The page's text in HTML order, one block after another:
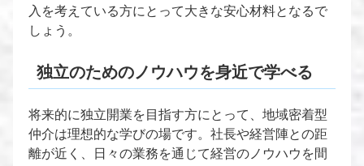
入を考えている方にとって大きな安心材料となるで
しょう。
独立のためのノウハウを身近で学べる
将来的に独立開業を目指す方にとって、地域密着型
仲介は理想的な学びの場です。社長や経営陣との距
離が近く、日々の業務を通じて経営のノウハウを間